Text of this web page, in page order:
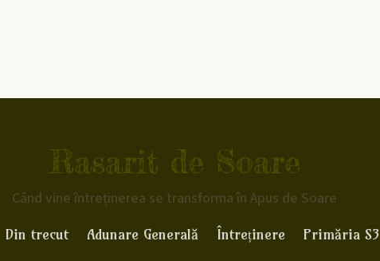
Rasarit de Soare
Când vine întreținerea se transforma în Apus de Soare
Din trecut Adunare Generală Întreținere Primăria S3